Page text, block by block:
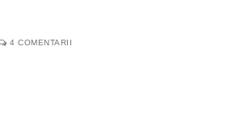
4 COMENTARII